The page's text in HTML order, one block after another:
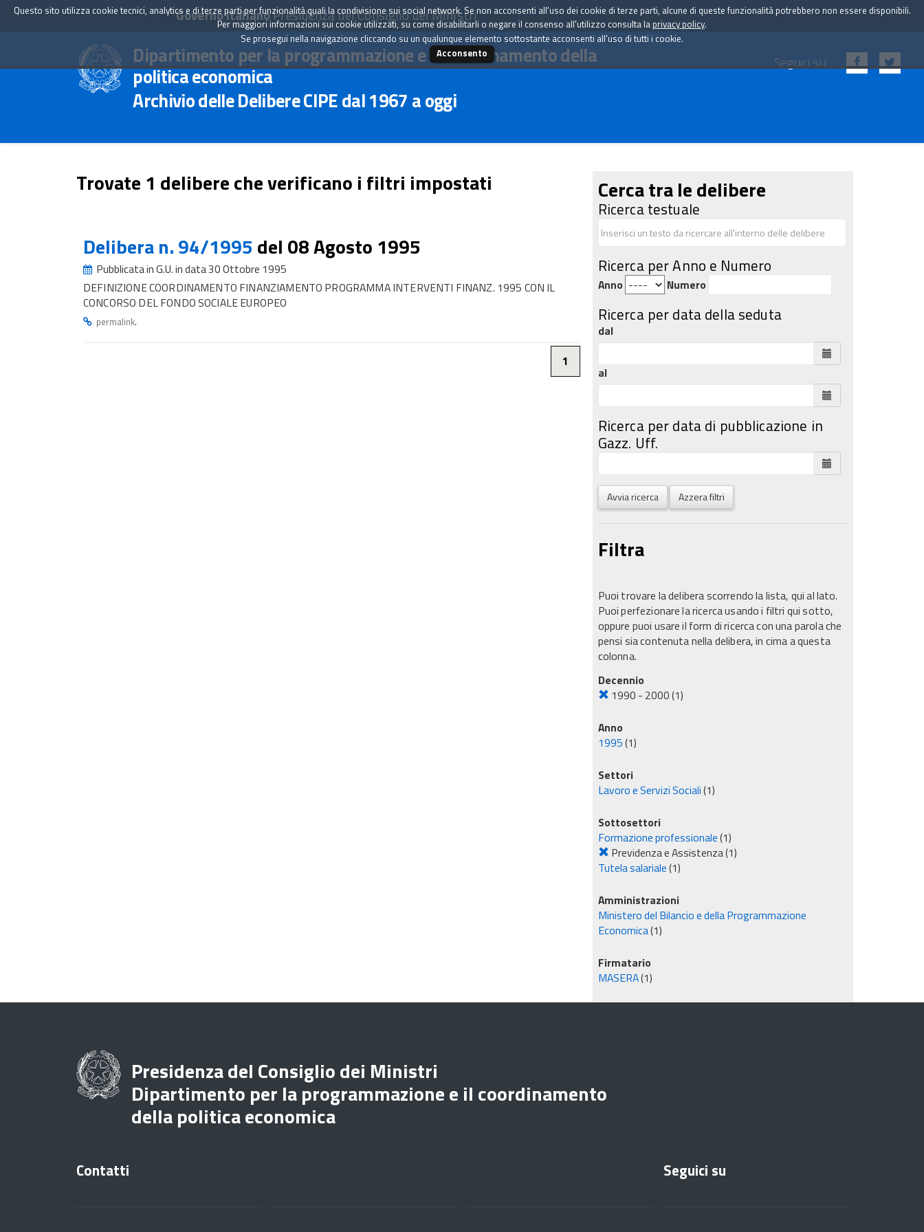
Governo ItalianoPresidenza del Consiglio dei Ministri
Dipartimento per la programmazione e il coordinamento della
politica economica
Archivio delle Delibere CIPE dal 1967 a oggi
Seguici su:
Trovate 1 delibere che verificano i filtri impostati
Delibera n. 94/1995 del 08 Agosto 1995
Pubblicata in G.U. in data 30 Ottobre 1995
DEFINIZIONE COORDINAMENTO FINANZIAMENTO PROGRAMMA INTERVENTI FINANZ. 1995 CON IL
CONCORSO DEL FONDO SOCIALE EUROPEO
permalink.
1
Cerca tra le delibere
Ricerca testuale
Ricerca per Anno e Numero
Anno Numero
Ricerca per data della seduta
dal
al
Ricerca per data di pubblicazione in
Gazz. Uff.
Avvia ricerca Azzera filtri
Filtra
Puoi trovare la delibera scorrendo la lista, qui al lato.
Puoi perfezionare la ricerca usando i filtri qui sotto,
oppure puoi usare il form di ricerca con una parola che
pensi sia contenuta nella delibera, in cima a questa
colonna.
Decennio
1990 - 2000(1)
Anno
1995(1)
Settori
Lavoro e Servizi Sociali(1)
Sottosettori
Formazione professionale(1)
Previdenza e Assistenza(1)
Tutela salariale(1)
Amministrazioni
Ministero del Bilancio e della Programmazione
Economica(1)
Firmatario
MASERA(1)
Questo sito utilizza cookie tecnici, analytics e di terze parti per funzionalità quali la condivisione sui social network. Se non acconsenti all'uso dei cookie di terze parti, alcune di queste funzionalità potrebbero non essere disponibili.
Per maggiori informazioni sui cookie utilizzati, su come disabilitarli o negare il consenso all'utilizzo consulta la privacy policy.
Se prosegui nella navigazione cliccando su un qualunque elemento sottostante acconsenti all'uso di tutti i cookie.
Acconsento
Presidenza del Consiglio dei Ministri
Dipartimento per la programmazione e il coordinamento
della politica economica
Contatti Seguici su